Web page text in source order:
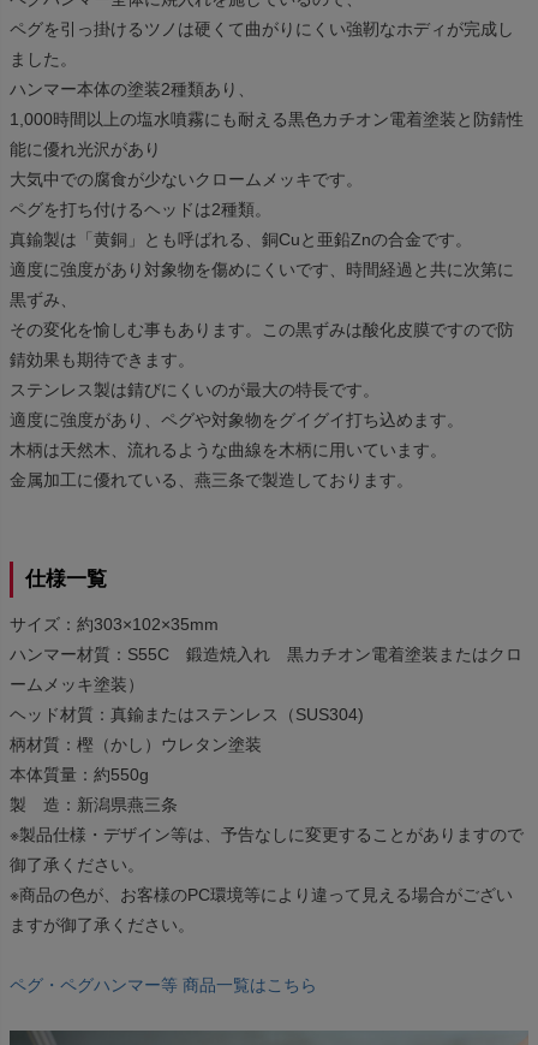
ペグを引っ掛けるツノは硬くて曲がりにくい強靭なホディが完成し
ました。
ハンマー本体の塗装2種類あり、
1,000時間以上の塩水噴霧にも耐える黒色カチオン電着塗装と防錆性
能に優れ光沢があり
大気中での腐食が少ないクロームメッキです。
ペグを打ち付けるヘッドは2種類。
真鍮製は「黄銅」とも呼ばれる、銅Cuと亜鉛Znの合金です。
適度に強度があり対象物を傷めにくいです、時間経過と共に次第に
黒ずみ、
その変化を愉しむ事もあります。この黒ずみは酸化皮膜ですので防
錆効果も期待できます。
ステンレス製は錆びにくいのが最大の特長です。
適度に強度があり、ペグや対象物をグイグイ打ち込めます。
木柄は天然木、流れるような曲線を木柄に用いています。
金属加工に優れている、燕三条で製造しております。
仕様一覧
サイズ：約303×102×35mm
ハンマー材質：S55C 鍛造焼入れ 黒カチオン電着塗装またはクロ
ームメッキ塗装）
ヘッド材質：真鍮またはステンレス（SUS304)
柄材質：樫（かし）ウレタン塗装
本体質量：約550g
製 造：新潟県燕三条
※製品仕様・デザイン等は、予告なしに変更することがありますので
御了承ください。
※商品の色が、お客様のPC環境等により違って見える場合がござい
ますが御了承ください。
ペグ・ペグハンマー等 商品一覧はこちら